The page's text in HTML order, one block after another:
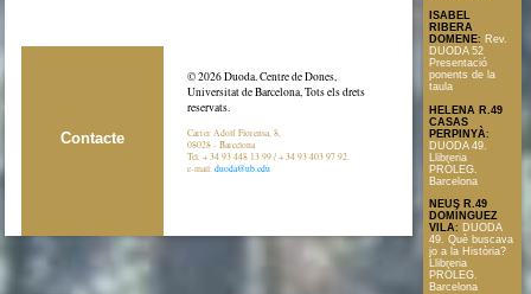
Contacte
© 2026 Duoda. Centre de Dones,
Universitat de Barcelona, Tots els drets
reservats.
Carrer Adolf Florensa, 8,
08028 - Barcelona
Tel. + 34 93 448 13 99 / + 34 93 403 97 92.
e-mail:duoda@ub.edu
ISABEL
RIBERA
DOMENE: Rev.
DUODA 52
Presentació
ponents de la
taula
HELENA R.49
CASAS
PERPINYÀ:
DUODA 49.
Llibreria
PRÒLEG.
Barcelona
NEUS R.49
DOMÍNGUEZ
VILA: DUODA
49. Què buscava
jo a la Història?
Llibreria
PRÒLEG.
Barcelona